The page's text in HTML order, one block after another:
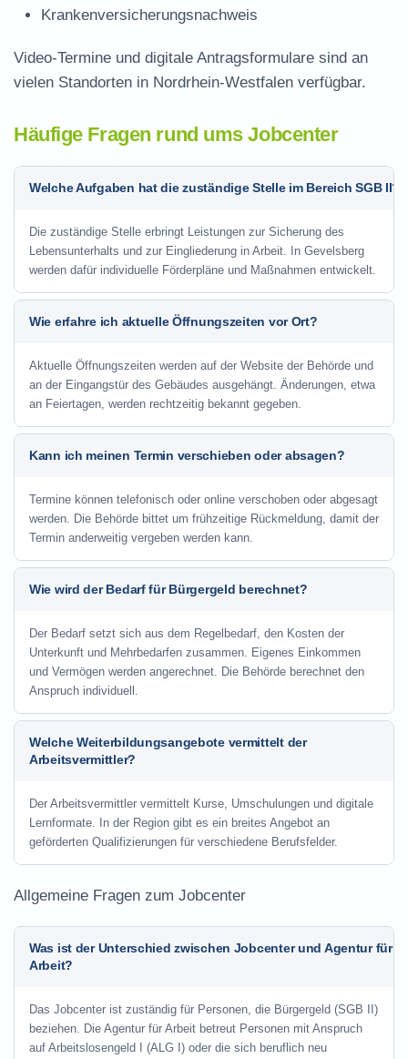
Krankenversicherungsnachweis
Video-Termine und digitale Antragsformulare sind an
vielen Standorten in Nordrhein-Westfalen verfügbar.
Häufige Fragen rund ums Jobcenter
Welche Aufgaben hat die zuständige Stelle im Bereich SGB II?
Die zuständige Stelle erbringt Leistungen zur Sicherung des
Lebensunterhalts und zur Eingliederung in Arbeit. In Gevelsberg
werden dafür individuelle Förderpläne und Maßnahmen entwickelt.
Wie erfahre ich aktuelle Öffnungszeiten vor Ort?
Aktuelle Öffnungszeiten werden auf der Website der Behörde und
an der Eingangstür des Gebäudes ausgehängt. Änderungen, etwa
an Feiertagen, werden rechtzeitig bekannt gegeben.
Kann ich meinen Termin verschieben oder absagen?
Termine können telefonisch oder online verschoben oder abgesagt
werden. Die Behörde bittet um frühzeitige Rückmeldung, damit der
Termin anderweitig vergeben werden kann.
Wie wird der Bedarf für Bürgergeld berechnet?
Der Bedarf setzt sich aus dem Regelbedarf, den Kosten der
Unterkunft und Mehrbedarfen zusammen. Eigenes Einkommen
und Vermögen werden angerechnet. Die Behörde berechnet den
Anspruch individuell.
Welche Weiterbildungsangebote vermittelt der
Arbeitsvermittler?
Der Arbeitsvermittler vermittelt Kurse, Umschulungen und digitale
Lernformate. In der Region gibt es ein breites Angebot an
geförderten Qualifizierungen für verschiedene Berufsfelder.
Allgemeine Fragen zum Jobcenter
Was ist der Unterschied zwischen Jobcenter und Agentur für
Arbeit?
Das Jobcenter ist zuständig für Personen, die Bürgergeld (SGB II)
beziehen. Die Agentur für Arbeit betreut Personen mit Anspruch
auf Arbeitslosengeld I (ALG I) oder die sich beruflich neu